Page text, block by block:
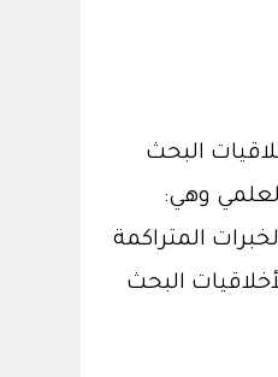
البحث
وهي:
المتراكمة
البحث